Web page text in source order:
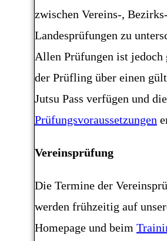
zwischen Vereins-,
Landesprüfungen zu
Allen Prüfungen ist jedoch
der Prüfling über einen
Jutsu Pass verfügen und
Prüfungsvoraussetzungen
Vereinsprüfung
Die Termine der
werden frühzeitig auf
Homepage und beim